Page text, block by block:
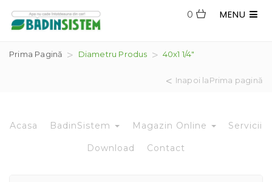
MENU
0
Prima Pagină Diametru Produs 40x1 1/4"
Inapoi laPrima pagină
Acasa BadinSistem Magazin Online Servicii
Download Contact